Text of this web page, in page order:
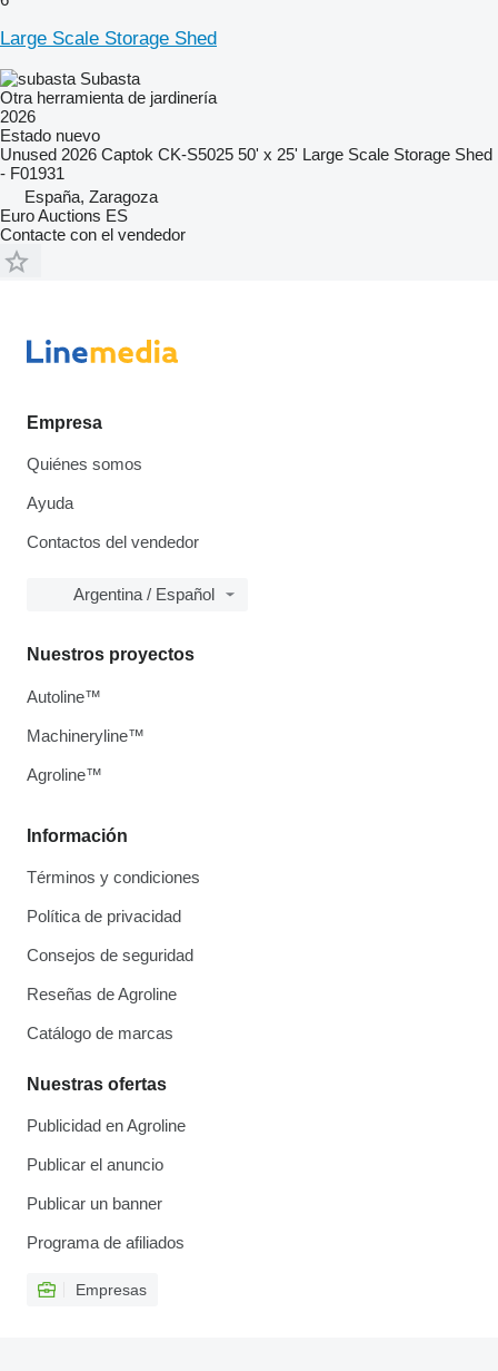
Large Scale Storage Shed
Subasta
Otra herramienta de jardinería
2026
Estado nuevo
Unused 2026 Captok CK-S5025 50' x 25' Large Scale Storage Shed
- F01931
España, Zaragoza
Euro Auctions ES
Contacte con el vendedor
Empresa
Quiénes somos
Ayuda
Contactos del vendedor
Argentina / Español
Información
Términos y condiciones
Política de privacidad
Consejos de seguridad
Reseñas de Agroline
Catálogo de marcas
Nuestras ofertas
Publicidad en Agroline
Publicar el anuncio
Publicar un banner
Programa de afiliados
Empresas
Nuestros proyectos
Autoline™
Machineryline™
Agroline™